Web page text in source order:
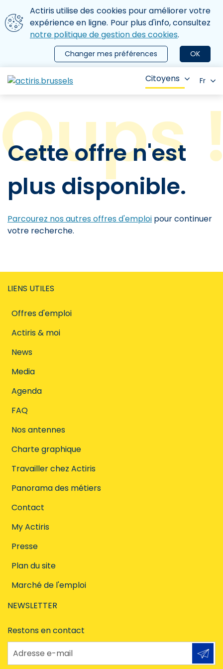
Aller au contenu principal
Nous utilisons des cookies
Actiris utilise des cookies pour améliorer votre
expérience en ligne. Pour plus d'info, consultez
notre politique de gestion des cookies.
OK
Changer mes préférences
le menu
Citoyens Fr
Cette offre n'est
plus disponible.
Parcourez nos autres offres d'emploi pour continuer
votre recherche.
LIENS UTILES
Offres d'emploi
Actiris & moi
News
Media
Agenda
FAQ
Nos antennes
Charte graphique
Travailler chez Actiris
Panorama des métiers
Contact
My Actiris
Presse
Plan du site
Marché de l'emploi
NEWSLETTER
Restons en contact
Adresse e-mail